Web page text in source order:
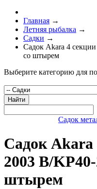
Главная →
Летняя рыбалка →
Садки →
Садок Akara 4
со штырем
Выберите категорию для
Найти
Садок
Садок Akara
2003 B/
штырем